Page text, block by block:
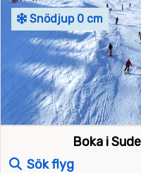
Snödjup 0 cm
Boka i
Sök flyg